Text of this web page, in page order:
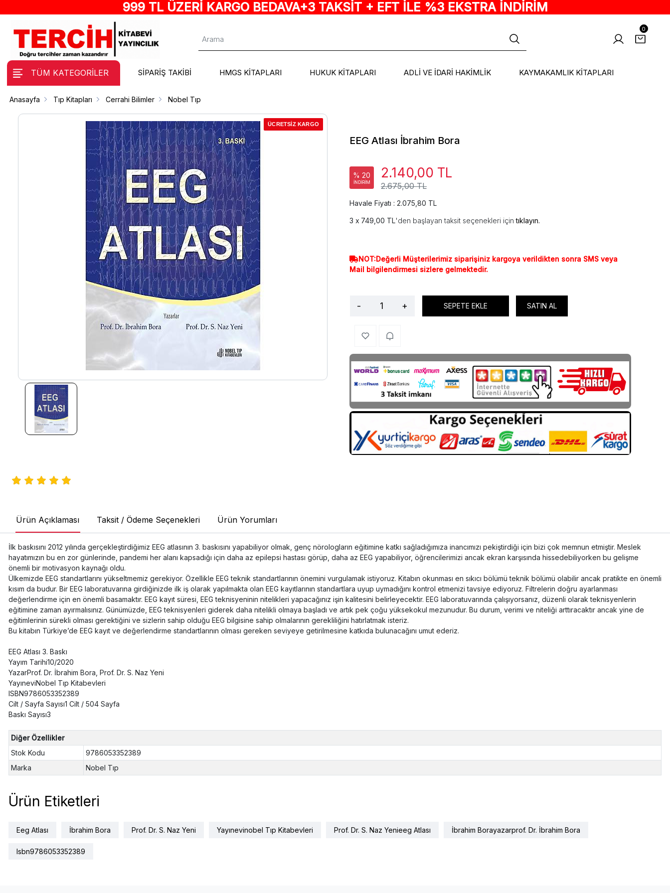
999 TL ÜZERİ KARGO BEDAVA+3 TAKSİT + EFT İLE %3 EKSTRA İNDİRİM
0
TÜM KATEGORİLER SİPARİŞ TAKİBİ HMGS KİTAPLARI HUKUK KİTAPLARI ADLİ VE İDARİ HAKİMLİK KAYMAKAMLIK KİTAPLARI
Anasayfa Tıp Kitapları Cerrahi Bilimler Nobel Tıp
ÜCRETSİZ KARGO
EEG Atlası İbrahim Bora
% 20
İNDİRİM 2.675,00 TL
2.140,00 TL
Havale Fiyatı : 2.075,80 TL
749,00 TL'den başlayan taksit seçenekleri içintıklayın.
NOT:Değerli Müşterilerimiz siparişiniz kargoya verildikten sonra SMS veya
Mail bilgilendirmesi sizlere gelmektedir.
- + SEPETE EKLE SATIN AL
Ürün Açıklaması Taksit / Ödeme Seçenekleri Ürün Yorumları
İlk baskısını 2012 yılında gerçekleştirdiğimiz EEG atlasının 3. baskısını yapabiliyor olmak, genç nörologların eğitimine katkı sağladığımıza inancımızı pekiştirdiği için bizi çok memnun etmiştir. Meslek
hayatımızın bu en zor günlerinde, pandemi her alanı kapsadığı için daha az epilepsi hastası görüp, daha az EEG yapabiliyor, öğrencilerimizi ancak ekran karşısında hissedebiliyorken bu gelişme
önemli bir motivasyon kaynağı oldu.
Ülkemizde EEG standartlarını yükseltmemiz gerekiyor. Özellikle EEG teknik standartlarının önemini vurgulamak istiyoruz. Kitabın okunması en sıkıcı bölümü teknik bölümü olabilir ancak pratikte en önemli
kısım da budur. Bir EEG laboratuvarına girdiğinizde ilk iş olarak yapılmakta olan EEG kayıtlarının standartlara uyup uymadığını kontrol etmenizi tavsiye ediyoruz. Filtrelerin doğru ayarlanması
değerlendirme için en önemli basamaktır. EEG kayıt süresi, EEG teknisyeninin nitelikleri yapacağınız işin kalitesini belirleyecektir. EEG laboratuvarında çalışıyorsanız, düzenli olarak teknisyenlerin
eğitimine zaman ayırmalısınız. Günümüzde, EEG teknisyenleri giderek daha nitelikli olmaya başladı ve artık pek çoğu yüksekokul mezunudur. Bu durum, verimi ve niteliği arttıracaktır ancak yine de
eğitimlerinin sürekli olması gerektiğini ve sizlerin sahip olduğu EEG bilgisine sahip olmalarının gerekliliğini hatırlatmak isteriz.
Bu kitabın Türkiye’de EEG kayıt ve değerlendirme standartlarının olması gereken seviyeye getirilmesine katkıda bulunacağını umut ederiz.
EEG Atlası 3. Baskı
Yayım Tarihi10/2020
YazarProf. Dr. İbrahim Bora, Prof. Dr. S. Naz Yeni
YayıneviNobel Tıp Kitabevleri
ISBN9786053352389
Cilt / Sayfa Sayısı1 Cilt / 504 Sayfa
Baskı Sayısı3
Diğer Özellikler
Stok Kodu
9786053352389
Marka
Nobel Tıp
Ürün Etiketleri
Eeg Atlası İbrahim Bora Prof. Dr. S. Naz Yeni Yayınevinobel Tıp Kitabevleri Prof. Dr. S. Naz Yenieeg Atlası İbrahim Borayazarprof. Dr. İbrahim Bora
Isbn9786053352389